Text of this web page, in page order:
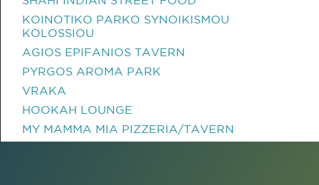
KOINOTIKO PARKO SYNOIKISMOU
KOLOSSIOU
AGIOS EPIFANIOS TAVERN
PYRGOS AROMA PARK
VRAKA
HOOKAH LOUNGE
MY MAMMA MIA PIZZERIA/TAVERN